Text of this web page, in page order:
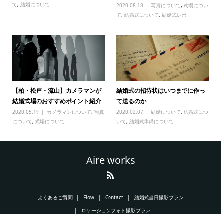
て, 結婚について 2020.08.18 写真について,式場につい
て,結婚式について,結婚式レポ
【柏・松戸・流山】カメラマンが
結婚式場のおすすめポイント紹介
2020.05.19 カメラマンについて, 写真
について, 式場について
結婚式の招待状はいつまでに作っ
て送るのか
2020.02.07 結婚について,結婚式につ
いて,結婚式準備について
Aire works
よくあるご質問 Flow Contact
結婚式当日撮影プラン
ロケーションフォト撮影プラン